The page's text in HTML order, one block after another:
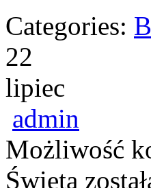
Categories:
22
lipiec
admin
Możliwość
Święta